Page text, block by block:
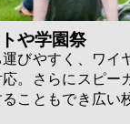
や学園祭
びやすく、ワイ
。さらにスピー
こともでき広い